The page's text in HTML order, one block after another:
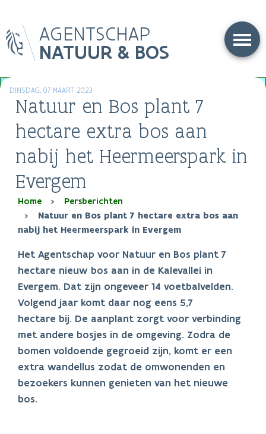
en
naar
gaan
AGENTSCHAP
NATUUR & BOS
DINSDAG, 07 MAART 2023
Natuur en Bos plant 7
hectare extra bos aan
nabij het Heermeerspark in
Evergem
Kruimelpad
Home
Persberichten
Natuur en Bos plant 7 hectare extra bos aan
nabij het Heermeerspark in Evergem
Het Agentschap voor Natuur en Bos plant 7
hectare nieuw bos aan in de Kalevallei in
Evergem. Dat zijn ongeveer 14 voetbalvelden.
Volgend jaar komt daar nog eens 5,7
hectare bij. De aanplant zorgt voor verbinding
met andere bosjes in de omgeving. Zodra de
bomen voldoende gegroeid zijn, komt er een
extra wandellus zodat de omwonenden en
bezoekers kunnen genieten van het nieuwe
bos.